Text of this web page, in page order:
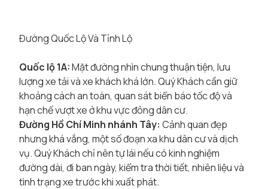
Đường Quốc Lộ Và Tỉnh Lộ
Quốc lộ 1A:Mặt đường nhìn chung thuận tiện, lưu
lượng xe tải và xe khách khá lớn. Quý Khách cần giữ
khoảng cách an toàn, quan sát biển báo tốc độ và
hạn chế vượt xe ở khu vực đông dân cư.
Đường Hồ Chí Minh nhánh Tây: Cảnh quan đẹp
nhưng khá vắng, một số đoạn xa khu dân cư và dịch
vụ. Quý Khách chỉ nên tự lái nếu có kinh nghiệm
đường dài, đi ban ngày, kiểm tra thời tiết, nhiên liệu và
tình trạng xe trước khi xuất phát.